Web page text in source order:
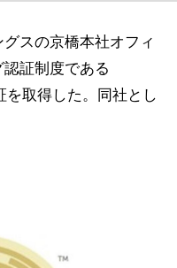
スの京橋本社オフィ
証制度である
を取得した。同社とし